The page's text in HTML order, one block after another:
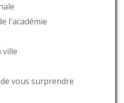
l'académie
ville
vous surprendre